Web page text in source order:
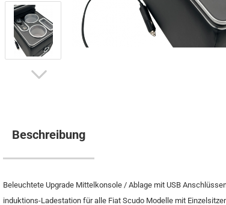
Beschreibung
Beleuchtete Upgrade Mittelkonsole / Ablage mit USB
induktions-Ladestation für alle Fiat Scudo Modelle mit